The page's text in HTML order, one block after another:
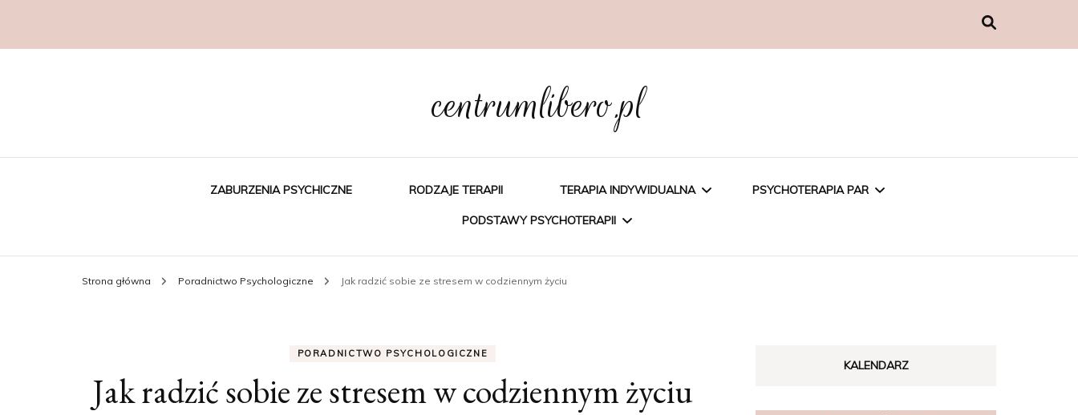
centrumlibero.pl
ZABURZENIA PSYCHICZNE RODZAJE TERAPII TERAPIA INDYWIDUALNA PSYCHOTERAPIA PAR
PODSTAWY PSYCHOTERAPII
Strona główna Poradnictwo Psychologiczne Jak radzić sobie ze stresem w codziennym życiu
PORADNICTWO PSYCHOLOGICZNE
Jak radzić sobie ze stresem w codziennym życiu
KALENDARZ